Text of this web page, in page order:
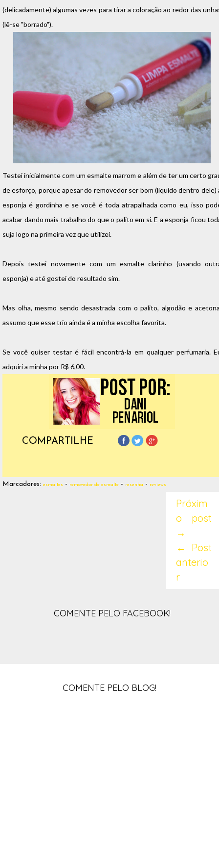
(delicadamente) algumas vezes para tirar a coloração ao redor das
(lê-se "borrado").
Testei inicialmente com um esmalte marrom e além de ter um certo
de esforço, porque apesar do removedor ser bom (líquido dentro dele)
esponja é gordinha e se você é toda atrapalhada como eu, isso
acabar dando mais trabalho do que o palito em si. E a esponja ficou
suja logo na primeira vez que utilizei.
Depois testei novamente com um esmalte clarinho (usando
esponja) e até gostei do resultado sim.
Mas olha, mesmo sendo desastrada com o palito, algodão e
assumo que esse trio ainda é a minha escolha favorita.
Se você quiser testar é fácil encontrá-la em qualquer perfumaria.
adquiri a minha por R$ 6,00.
COMPARTILHE
Marcadores: esmaltes - removedor de esmalte - resenha - reviews
Próxim
o post
→
← Post
anterio
r
COMENTE PELO FACEBOOK!
COMENTE PELO BLOG!